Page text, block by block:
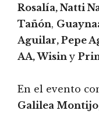
Rosalía, Natti
Tañón,
Aguilar, Pepe
AA, Wisin y
En el evento
Galilea